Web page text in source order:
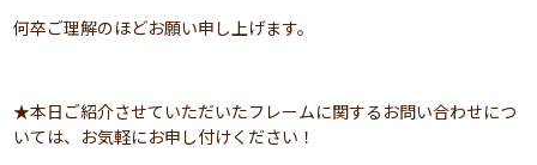
何卒ご理解のほどお願い申し上げます。
★本日ご紹介させていただいたフレームに関するお問い合わせにつ
いては、お気軽にお申し付けください！